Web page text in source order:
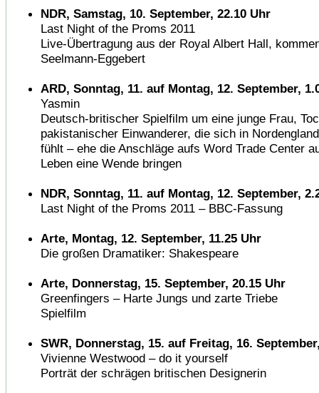
NDR, Samstag, 10. September, 22.10 Uhr
Last Night of the Proms 2011
Live-Übertragung aus der Royal Albert Hall,
Seelmann-Eggebert
ARD, Sonntag, 11. auf Montag, 12. September,
Yasmin
Deutsch-britischer Spielfilm um eine junge Frau,
pakistanischer Einwanderer, die sich in
fühlt – ehe die Anschläge aufs Word Trade Center
Leben eine Wende bringen
NDR, Sonntag, 11. auf Montag, 12. September,
Last Night of the Proms 2011 – BBC-Fassung
Arte, Montag, 12. September, 11.25 Uhr
Die großen Dramatiker: Shakespeare
Arte, Donnerstag, 15. September, 20.15 Uhr
Greenfingers – Harte Jungs und zarte Triebe
Spielfilm
SWR, Donnerstag, 15. auf Freitag, 16.
Vivienne Westwood – do it yourself
Porträt der schrägen britischen Designerin